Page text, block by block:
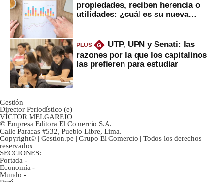
propiedades, reciben herencia o
utilidades: ¿cuál es su nueva
PLUS G
UTP, UPN y Senati: las
razones por la que los capitalinos
las prefieren para estudiar
Gestión
Director Periodístico (e)
VÍCTOR MELGAREJO
© Empresa Editora El Comercio S.A.
Calle Paracas #532, Pueblo Libre, Lima.
Copyright© | Gestion.pe | Grupo El Comercio | Todos los derechos
reservados
SECCIONES:
Portada -
Economía -
Mundo -